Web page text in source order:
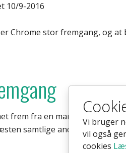
Vi bruger
vil også
cookies
10/9-2016
Chrome stor fremgang, og at
frem fra en markedsandel på
samtlige andre browsere